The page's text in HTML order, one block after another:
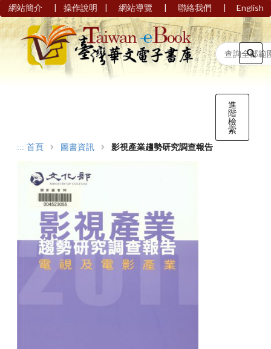
網站簡介 | 操作說明 | 網站導覽 | 聯絡我們 | English
進
階
檢
索
::: 首頁 圖書資訊 影視產業趨勢研究調查報告